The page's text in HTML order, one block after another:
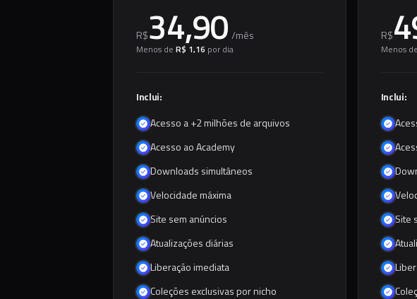
R$34,90 /mês
Menos de R$ 1,16 por dia
Inclui:
Acesso a +2 milhões de arquivos
Acesso ao Academy
Downloads simultâneos
Velocidade máxima
Site sem anúncios
Atualizações diárias
Liberação imediata
Coleções exclusivas por nicho
R$
Menos de
Inclui:
Site